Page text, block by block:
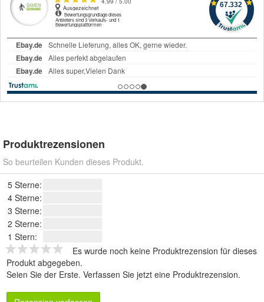
Produktrezensionen
So beurteilen Kunden dieses Produkt.
5 Sterne:
4 Sterne:
3 Sterne:
2 Sterne:
1 Stern:
Es wurde noch keine Produktrezension für dieses
Produkt abgegeben.
Seien Sie der Erste. Verfassen Sie jetzt eine Produktrezension.